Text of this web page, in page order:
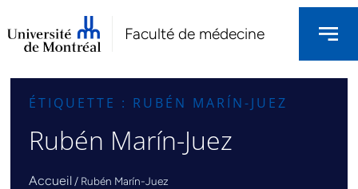
Faculté de médecine
ÉTIQUETTE : RUBÉN MARÍN-JUEZ
Rubén Marín-Juez
Accueil / Rubén Marín-Juez